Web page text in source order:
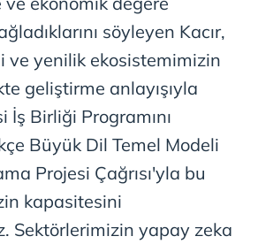
olup gerekli olan çerezler bilgi
sunulması amacıyla
çerezler, sitemizin daha işlevsel
ve sizlere yönelik
yapılması, amaçlarıyla
dahilinde kullanılacaktır.
aşağıda yer alan panel
Çerezlere ilişkin detaylı bilgi
tıklayabilir, Çerez Bilgilendirme
söyleyen Kacır,
ve yenilik ekosistemimizin
geliştirme anlayışıyla
İş Birliği Programını
Büyük Dil Temel Modeli
Projesi Çağrısı'yla bu
kapasitesini
Sektörlerimizin yapay zeka